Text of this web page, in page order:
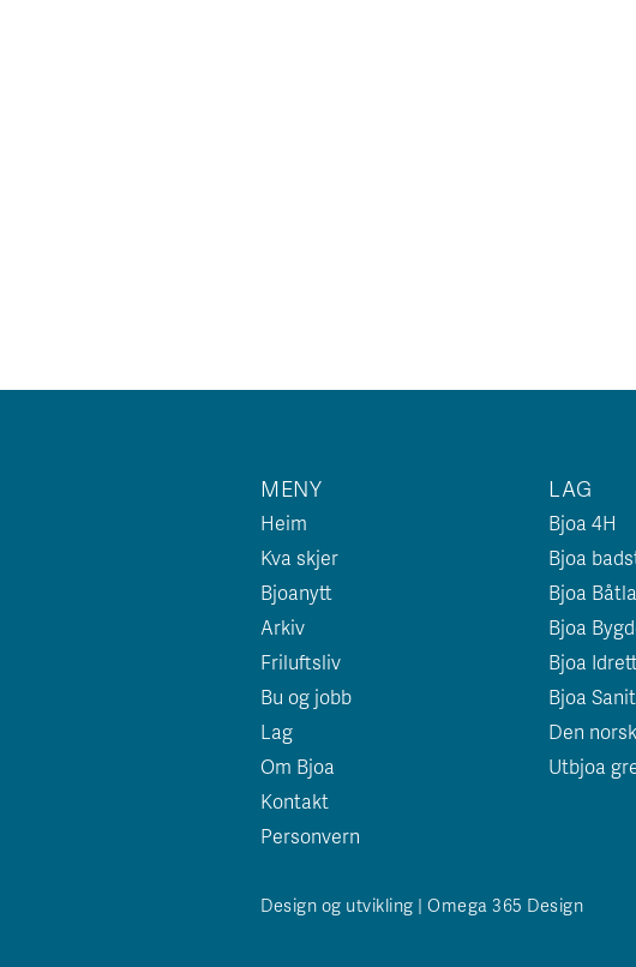
MENY
Heim
Kva skjer
Bjoanytt
Arkiv
Friluftsliv
Bu og jobb
Lag
Om Bjoa
Kontakt
Personvern
LAG
Bjoa 4H
Bjoa
Bjoa
Bjoa
Bjoa
Bjoa
Den
Utbjoa
Design og utvikling | Omega 365 Design